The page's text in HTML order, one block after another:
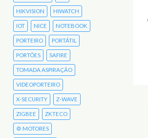
HIKVISION HIWATCH
IOT NICE NOTEBOOK
PORTEIRO PORTÁTIL
PORTÕES SAFIRE
TOMADA ASPIRAÇÃO
VIDEOPORTEIRO
X-SECURITY Z-WAVE
ZIGBEE ZKTECO
⚙️ MOTORES
de Backup e Comunicação 3G –
ZIPATO zbm.backupv2
105,00€ (S/Iva) 129,15€(C/Iva)
ADICIONAR